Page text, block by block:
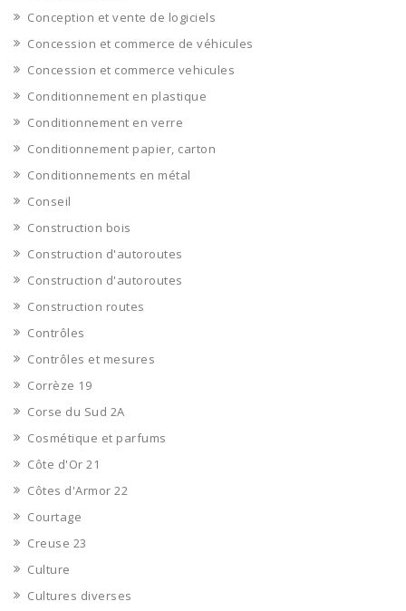
Conception et vente de logiciels
Concession et commerce de véhicules
Concession et commerce vehicules
Conditionnement en plastique
Conditionnement en verre
Conditionnement papier, carton
Conditionnements en métal
Conseil
Construction bois
Construction d'autoroutes
Construction d'autoroutes
Construction routes
Contrôles
Contrôles et mesures
Corrèze 19
Corse du Sud 2A
Cosmétique et parfums
Côte d'Or 21
Côtes d'Armor 22
Courtage
Creuse 23
Culture
Cultures diverses